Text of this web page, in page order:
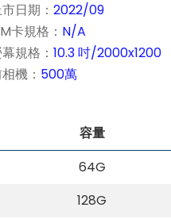
日期： 2022/09
卡規格： N/A
規格： 10.3 吋/2000x1200
機： 500萬
容量
64G
128G